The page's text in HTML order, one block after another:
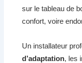
sur le tableau de
confort, voire
Un installateur
d’adaptation, les